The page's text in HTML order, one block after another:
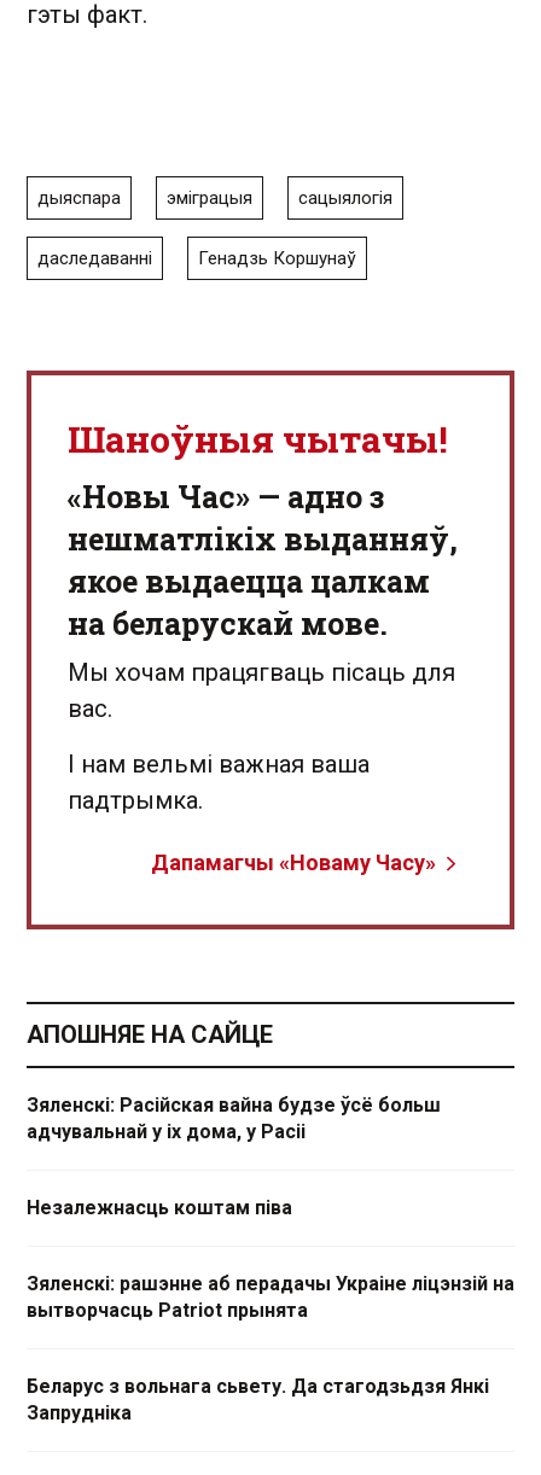
гэты факт.
дыяспара эміграцыя сацыялогія
даследаванні Генадзь Коршунаў
Шаноўныя чытачы!
«Новы Час» — адно з
нешматлікіх выданняў,
якое выдаецца цалкам
на беларускай мове.
Мы хочам працягваць пісаць для
вас.
І нам вельмі важная ваша
падтрымка.
Дапамагчы «Новаму Часу»
АПОШНЯЕ НА САЙЦЕ
Зяленскі: Расійская вайна будзе ўсё больш
адчувальнай у іх дома, у Расіі
Незалежнасць коштам піва
Зяленскі: рашэнне аб перадачы Украіне ліцэнзій на
вытворчасць Patriot прынята
Беларус з вольнага сьвету. Да стагодзьдзя Янкі
Запрудніка